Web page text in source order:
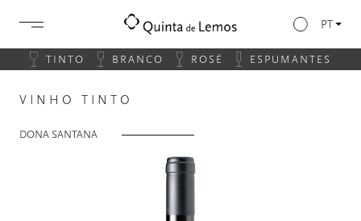
PT
TINTO BRANCO ROSÉ ESPUMANTES
VINHO TINTO
DONA SANTANA